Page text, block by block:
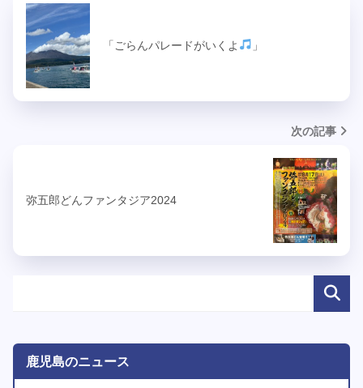
「ごらんパレードがいくよ 」
次の記事
弥五郎どんファンタジア2024
鹿児島のニュース